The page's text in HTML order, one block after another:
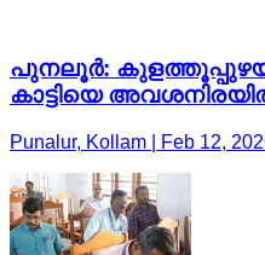
പുനലൂർ:
കാട്ടിയെ
Punalur, Kollam | Feb 12,